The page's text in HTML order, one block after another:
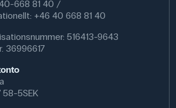
668 81 40 /
+46 40 668 81 40
516413-9643
36996617
58-5SEK